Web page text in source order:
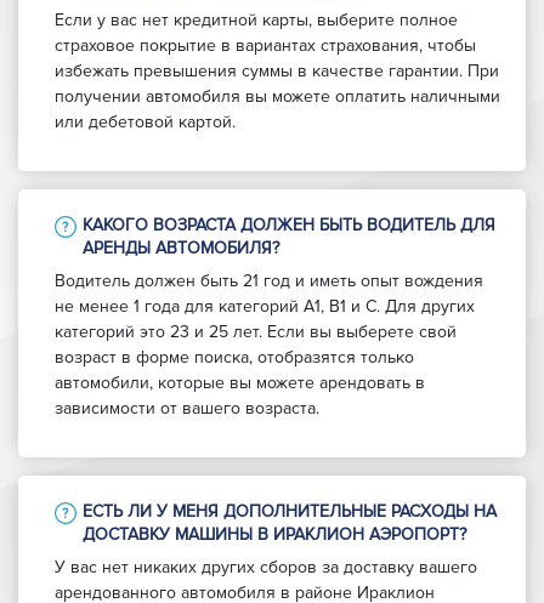
Если у вас нет кредитной карты, выберите полное
страховое покрытие в вариантах страхования, чтобы
избежать превышения суммы в качестве гарантии. При
получении автомобиля вы можете оплатить наличными
или дебетовой картой.
КАКОГО ВОЗРАСТА ДОЛЖЕН БЫТЬ ВОДИТЕЛЬ ДЛЯ
АРЕНДЫ АВТОМОБИЛЯ?
Водитель должен быть 21 год и иметь опыт вождения
не менее 1 года для категорий A1, B1 и C. Для других
категорий это 23 и 25 лет. Если вы выберете свой
возраст в форме поиска, отобразятся только
автомобили, которые вы можете арендовать в
зависимости от вашего возраста.
ЕСТЬ ЛИ У МЕНЯ ДОПОЛНИТЕЛЬНЫЕ РАСХОДЫ НА
ДОСТАВКУ МАШИНЫ В ИРАКЛИОН АЭРОПОРТ?
У вас нет никаких других сборов за доставку вашего
арендованного автомобиля в районе Ираклион